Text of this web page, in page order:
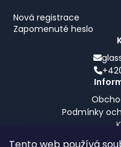
a
j
Nová registrace
Zapomenuté heslo
Podmínky